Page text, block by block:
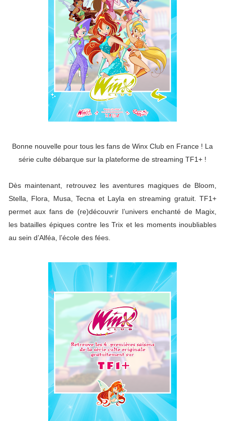
Bonne nouvelle pour tous les fans de Winx Club en France ! La
série culte débarque sur la plateforme de streaming TF1+ !
Dès maintenant, retrouvez les aventures magiques de Bloom,
Stella, Flora, Musa, Tecna et Layla en streaming gratuit. TF1+
permet aux fans de (re)découvrir l’univers enchanté de Magix,
les batailles épiques contre les Trix et les moments inoubliables
au sein d’Alféa, l’école des fées.